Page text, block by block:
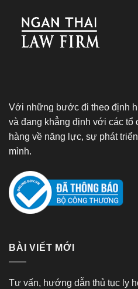
Với những bước đi theo định
và đang khẳng định với các tổ
hàng về năng lực, sự phát
mình.
BÀI VIẾT MỚI
Tư vấn, hướng dẫn thủ tục ly